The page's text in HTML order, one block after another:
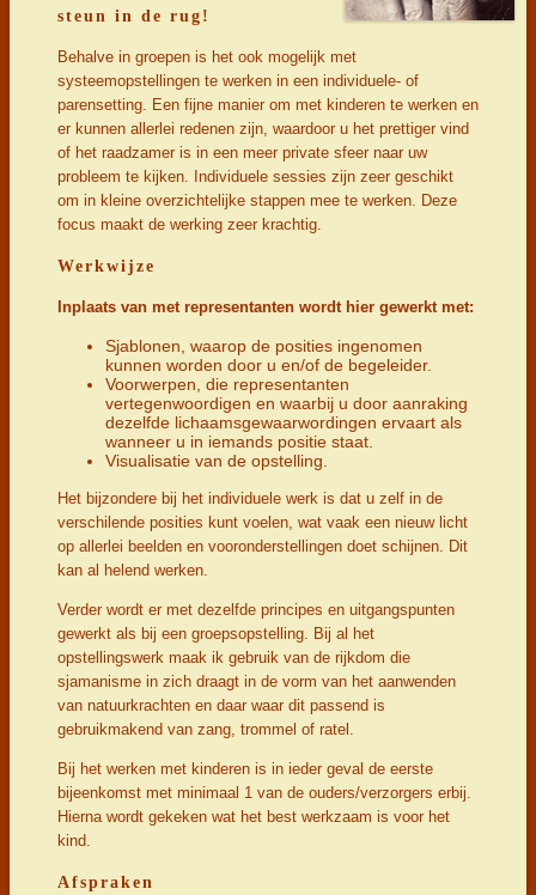
steun in de rug!
Behalve in groepen is het ook mogelijk met
systeemopstellingen te werken in een individuele- of
parensetting. Een fijne manier om met kinderen te werken en
er kunnen allerlei redenen zijn, waardoor u het prettiger vind
of het raadzamer is in een meer private sfeer naar uw
probleem te kijken. Individuele sessies zijn zeer geschikt
om in kleine overzichtelijke stappen mee te werken. Deze
focus maakt de werking zeer krachtig.
Werkwijze
Inplaats van met representanten wordt hier gewerkt met:
Sjablonen, waarop de posities ingenomen
kunnen worden door u en/of de begeleider.
Voorwerpen, die representanten
vertegenwoordigen en waarbij u door aanraking
dezelfde lichaamsgewaarwordingen ervaart als
wanneer u in iemands positie staat.
Visualisatie van de opstelling.
Het bijzondere bij het individuele werk is dat u zelf in de
verschilende posities kunt voelen, wat vaak een nieuw licht
op allerlei beelden en vooronderstellingen doet schijnen. Dit
kan al helend werken.
Verder wordt er met dezelfde principes en uitgangspunten
gewerkt als bij een groepsopstelling. Bij al het
opstellingswerk maak ik gebruik van de rijkdom die
sjamanisme in zich draagt in de vorm van het aanwenden
van natuurkrachten en daar waar dit passend is
gebruikmakend van zang, trommel of ratel.
Bij het werken met kinderen is in ieder geval de eerste
bijeenkomst met minimaal 1 van de ouders/verzorgers erbij.
Hierna wordt gekeken wat het best werkzaam is voor het
kind.
Afspraken